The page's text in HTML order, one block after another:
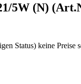
5W (N)
Status) keine Preise